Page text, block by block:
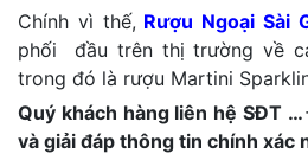
Chính vì thế, Rượu Ngoại Sài
phối đầu trên thị trường về
trong đó là rượu Martini
Quý khách hàng liên hệ SĐT
và giải đáp thông tin chính xác